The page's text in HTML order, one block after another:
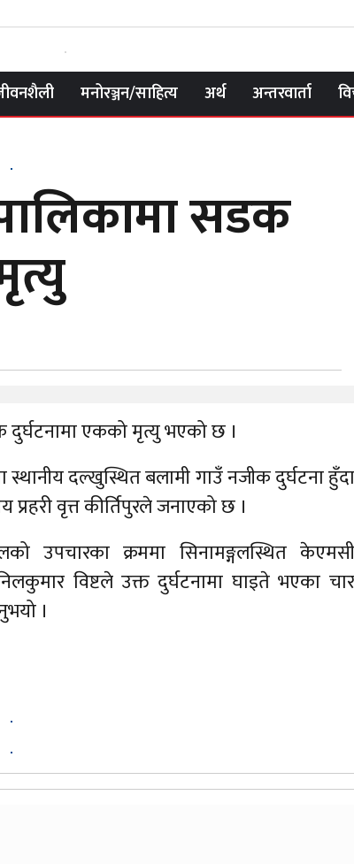
मनोरञ्जन/साहित्य अर्थ अन्तरवार्ता
सडक
एकको मृत्यु भएको छ ।
दल्खुस्थित बलामी गाउँ नजीक दुर्घटना हुँदा
वृत्त कीर्तिपुरले जनाएको छ ।
उपचारका क्रममा सिनामङ्गलस्थित केएमसी
विष्टले उक्त दुर्घटनामा घाइते भएका चार
।